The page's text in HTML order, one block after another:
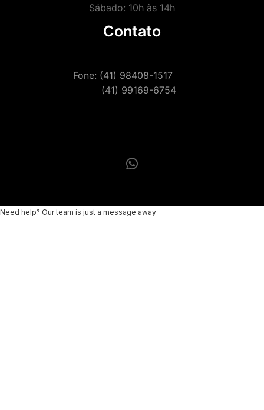
Sábado: 10h às 14h
Contato
Fone: (41) 98408-1517
(41) 99169-6754
Need help? Our team is just a message away